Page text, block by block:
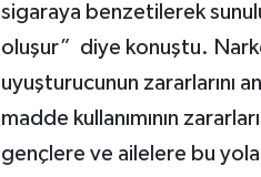
sigaraya benzetilerek
oluşur” diye konuştu.
uyuşturucunun zararlarını
madde kullanımının
gençlere ve ailelere bu yola